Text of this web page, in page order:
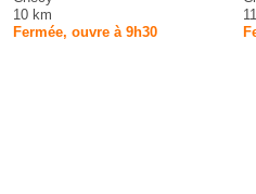
10 km
Fermée, ouvre à 9h30